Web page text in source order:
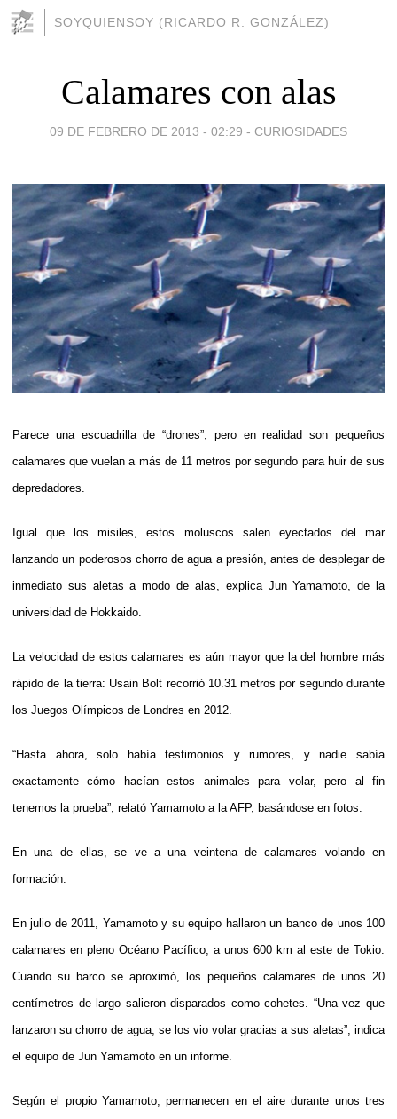
SOYQUIENSOY (RICARDO R. GONZÁLEZ)
Calamares con alas
09 DE FEBRERO DE 2013 - 02:29 - CURIOSIDADES
Parece una escuadrilla de “drones”, pero en realidad son pequeños
calamares que vuelan a más de 11 metros por segundo para huir de sus
depredadores.
Igual que los misiles, estos moluscos salen eyectados del mar
lanzando un poderosos chorro de agua a presión, antes de desplegar de
inmediato sus aletas a modo de alas, explica Jun Yamamoto, de la
universidad de Hokkaido.
La velocidad de estos calamares es aún mayor que la del hombre más
rápido de la tierra: Usain Bolt recorrió 10.31 metros por segundo durante
los Juegos Olímpicos de Londres en 2012.
“Hasta ahora, solo había testimonios y rumores, y nadie sabía
exactamente cómo hacían estos animales para volar, pero al fin
tenemos la prueba”, relató Yamamoto a la AFP, basándose en fotos.
En una de ellas, se ve a una veintena de calamares volando en
formación.
En julio de 2011, Yamamoto y su equipo hallaron un banco de unos 100
calamares en pleno Océano Pacífico, a unos 600 km al este de Tokio.
Cuando su barco se aproximó, los pequeños calamares de unos 20
centímetros de largo salieron disparados como cohetes. “Una vez que
lanzaron su chorro de agua, se los vio volar gracias a sus aletas”, indica
el equipo de Jun Yamamoto en un informe.
Según el propio Yamamoto, permanecen en el aire durante unos tres